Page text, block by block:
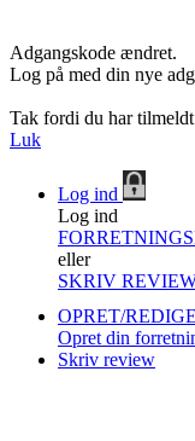
Adgangskode ændret.
Log på med din nye
Tak fordi du har
Luk
Log ind
Log ind
eller
SKRIV
OPRET/
Opret din
Skriv review